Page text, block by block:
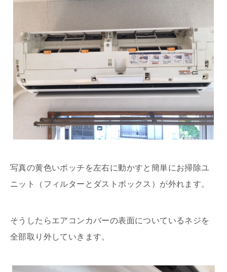
写真の黄色いポッチを左右に動かすと簡単にお掃除ユ
ニット（フィルターとダストボックス）が外れます。
そうしたらエアコンカバーの表面についているネジを
全部取り外していきます。